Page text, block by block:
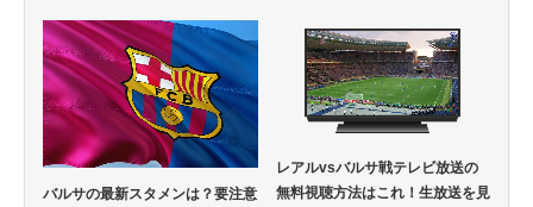
バルサの最新スタメンは？要注意
レアルvsバルサ戦テレビ放送の
無料視聴方法はこれ！生放送を見